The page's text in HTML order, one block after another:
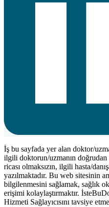
İş bu sayfada yer alan doktor/
ilgili doktorun/uzmanın
ricası olmaksızın, ilgili hasta/
yazılmaktadır. Bu web sitesinin
bilgilenmesini sağlamak, sağlık
erişimi kolaylaştırmaktır.
Hizmeti Sağlayıcısını tavsiye